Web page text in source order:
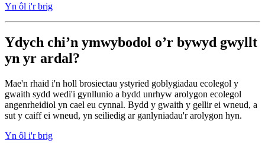
Yn ôl i'r brig
Ydych chi’n ymwybodol o’r bywyd gwyllt
yn yr ardal?
Mae'n rhaid i'n holl brosiectau ystyried goblygiadau ecolegol y
gwaith sydd wedi'i gynllunio a bydd unrhyw arolygon ecolegol
angenrheidiol yn cael eu cynnal. Bydd y gwaith y gellir ei wneud, a
sut y caiff ei wneud, yn seiliedig ar ganlyniadau'r arolygon hyn.
Yn ôl i'r brig